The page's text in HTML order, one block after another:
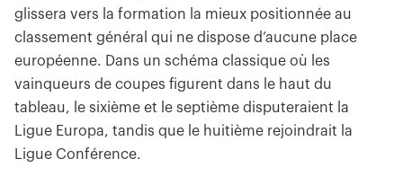
glissera vers la formation la mieux positionnée au
classement général qui ne dispose d’aucune place
européenne. Dans un schéma classique où les
vainqueurs de coupes figurent dans le haut du
tableau, le sixième et le septième disputeraient la
Ligue Europa, tandis que le huitième rejoindrait la
Ligue Conférence.